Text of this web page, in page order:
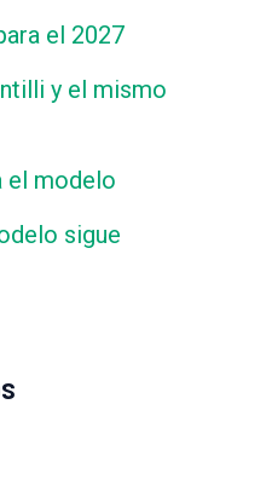
el 2027
y el mismo
el modelo
sigue